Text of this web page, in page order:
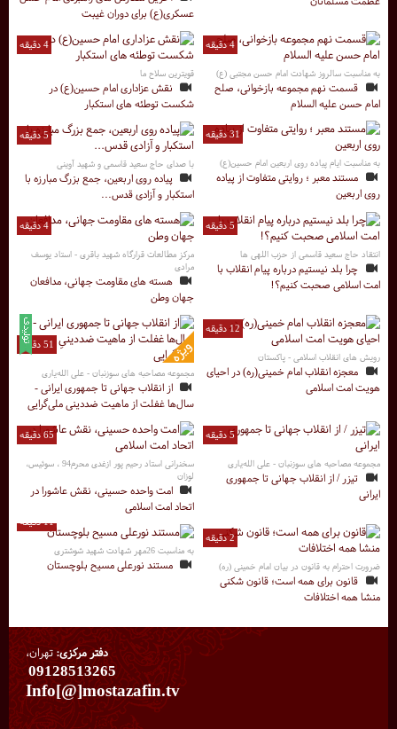
عسکری(ع) برای دوران غیبت
4 دقیقه
به مناسبت سالروز شهادت امام حسن مجتبی (ع)
قسمت نهم مجموعه بازخوانی، صلح
امام حسن علیه السلام
4 دقیقه
قویترین سلاح ما
نقش عزاداری امام حسین(ع) در
شکست توطئه های استکبار
31 دقیقه
به مناسبت ایام پیاده روی اربعین امام حسین(ع)
مستند معبر ؛ روایتی متفاوت از پیاده
روی اربعین
5 دقیقه
با صدای حاج سعید قاسمی و شهید آوینی
پیاده روی اربعین، جمع بزرگ مبارزه با
استکبار و آزادی قدس...
5 دقیقه
انتقاد حاج سعید قاسمی از حزب اللهی ها
چرا بلد نیستیم درباره پیام انقلاب با
امت اسلامی صحبت کنیم؟!
4 دقیقه
مرکز مطالعات قرارگاه شهید باقری - استاد یوسف
مرادی
هسته های مقاومت جهانی، مدافعان
جهان وطن
12 دقیقه
رویش های انقلاب اسلامی - پاکستان
معجزه انقلاب امام خمینی(ره) در احیای
هویت امت اسلامی
51 دقیقه
مجموعه مصاحبه های سوزنبان - علی الله‌یاری
از انقلاب جهانی تا جمهوری ایرانی -
سال‌ها غفلت از ماهیت ضددینیِ ملی‌گرایی
5 دقیقه
مجموعه مصاحبه های سوزنبان - علی الله‌یاری
تیزر / از انقلاب جهانی تا جمهوری
ایرانی
65 دقیقه
سخنرانی استاد رحیم پور ازغدی محرم94 ، سوئیس،
لوزان
امت واحده حسینی، نقش عاشورا در
اتحاد امت اسلامی
2 دقیقه
ضرورت احترام به قانون در بیان امام خمینی (ره)
قانون برای همه است؛ قانون شکنی
منشا همه اختلافات
11 دقیقه
به مناسبت 26مهر شهادت شهید شوشتری
مستند نورعلی مسیح بلوچستان
دفتر مرکزی:تهران،
09128513265
Info[@]mostazafin.tv